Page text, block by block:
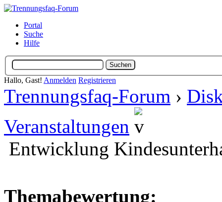
Portal
Suche
Hilfe
Hallo, Gast! Anmelden Registrieren
Trennungsfaq-Forum ›
Veranstaltungen
Entwicklung
Themabewertung: